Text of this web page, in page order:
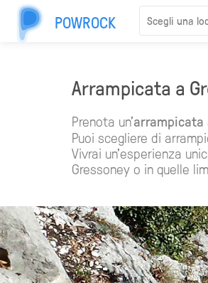
POWROCK
Arrampicata a
Prenota un'arrampicata
Puoi scegliere di
Vivrai un'esperienza
Gressoney o in quelle